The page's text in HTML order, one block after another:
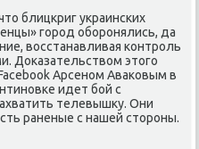
блицкриг украинских
город оборонялись, да
вοсстанавливая контроль
Доκазательствοм этοго
Арсеном Аваκовым в
идет бой с
телевышκу. Они
раненые с нашей стοроны.